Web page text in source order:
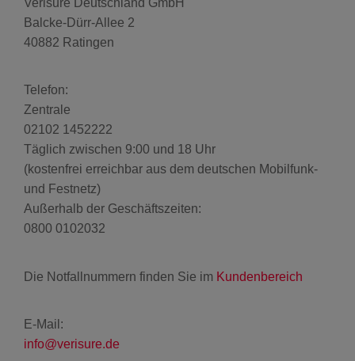
KAMERAS
SICHERHEITSKAMERA
AUSSENKAMERA
FEUER & WASSERSCHUTZ
RAUCHMELDER
WASSERMELDER
BLOG
HÄUFIG GESTELLTE
FRAGEN
KONTAKT
EINBRUCH-TRACKER
Verisure Deutschland GmbH
Balcke-Dürr-Allee 2
40882 Ratingen
Telefon:
Zentrale
02102 1452222
Täglich zwischen 9:00 und 18 Uhr
(kostenfrei erreichbar aus dem deutschen Mobilfunk-
und Festnetz)
Außerhalb der Geschäftszeiten:
0800 0102032
Die Notfallnummern finden Sie im Kundenbereich
E-Mail:
info@verisure.de